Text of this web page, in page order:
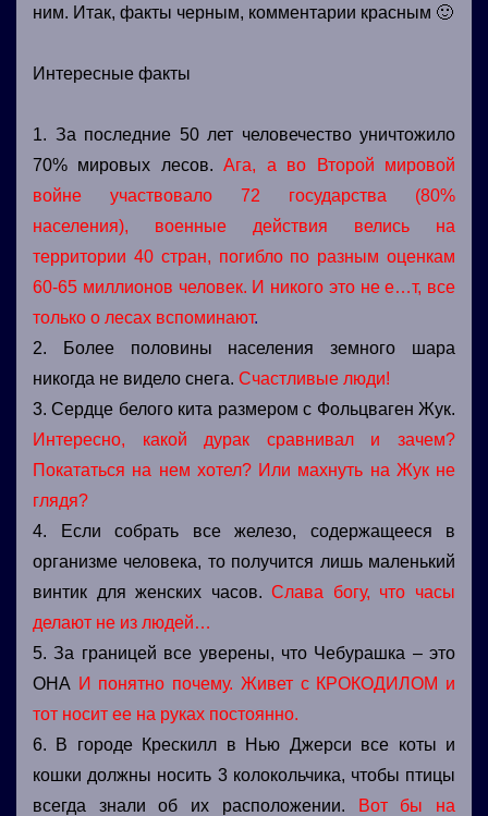
ним. Итак, факты черным, комментарии красным 🙂
Интересные факты
1. За последние 50 лет человечество уничтожило
70% мировых лесов.Ага, а во Второй мировой
войне участвовало 72 государства (80%
населения), военные действия велись на
территории 40 стран, погибло по разным оценкам
60-65 миллионов человек. И никого это не е…т, все
только о лесах вспоминают.
2. Более половины населения земного шара
никогда не видело снега. Счастливые люди!
3. Сердце белого кита размером с Фольцваген Жук.
Интересно, какой дурак сравнивал и зачем?
Покататься на нем хотел? Или махнуть на Жук не
глядя?
4. Если собрать все железо, содержащееся в
организме человека, то получится лишь маленький
винтик для женских часов.Слава богу, что часы
делают не из людей…
5. За границей все уверены, что Чебурашка – это
ОНА И понятно почему. Живет с КРОКОДИЛОМ и
тот носит ее на руках постоянно.
6. В городе Крескилл в Нью Джерси все коты и
кошки должны носить 3 колокольчика, чтобы птицы
всегда знали об их расположении. Вот бы на